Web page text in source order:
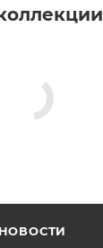
НОВОСТИ